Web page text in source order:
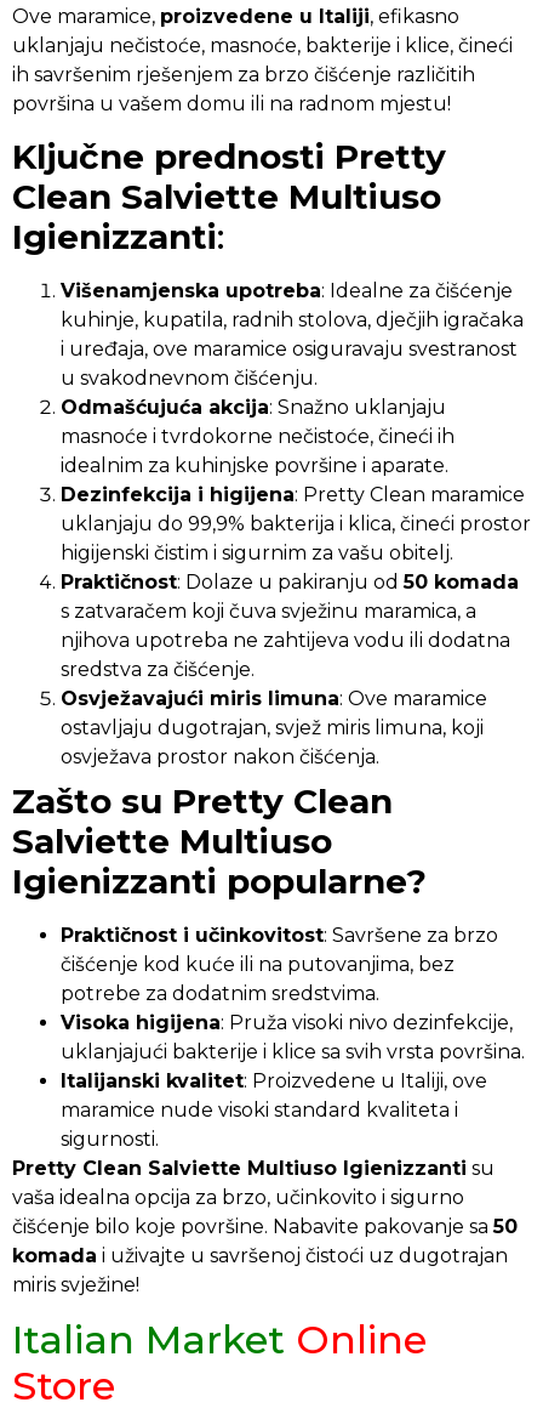
Ove maramice, proizvedene u Italiji, efikasno
uklanjaju nečistoće, masnoće, bakterije i klice, čineći
ih savršenim rješenjem za brzo čišćenje različitih
površina u vašem domu ili na radnom mjestu!
Ključne prednosti Pretty
Clean Salviette Multiuso
Igienizzanti:
Višenamjenska upotreba: Idealne za čišćenje
kuhinje, kupatila, radnih stolova, dječjih igračaka
i uređaja, ove maramice osiguravaju svestranost
u svakodnevnom čišćenju.
Odmašćujuća akcija: Snažno uklanjaju
masnoće i tvrdokorne nečistoće, čineći ih
idealnim za kuhinjske površine i aparate.
Dezinfekcija i higijena: Pretty Clean maramice
uklanjaju do 99,9% bakterija i klica, čineći prostor
higijenski čistim i sigurnim za vašu obitelj.
Praktičnost: Dolaze u pakiranju od50 komada
s zatvaračem koji čuva svježinu maramica, a
njihova upotreba ne zahtijeva vodu ili dodatna
sredstva za čišćenje.
Osvježavajući miris limuna: Ove maramice
ostavljaju dugotrajan, svjež miris limuna, koji
osvježava prostor nakon čišćenja.
Zašto su Pretty Clean
Salviette Multiuso
Igienizzanti popularne?
Praktičnost i učinkovitost: Savršene za brzo
čišćenje kod kuće ili na putovanjima, bez
potrebe za dodatnim sredstvima.
Visoka higijena: Pruža visoki nivo dezinfekcije,
uklanjajući bakterije i klice sa svih vrsta površina.
Italijanski kvalitet: Proizvedene u Italiji, ove
maramice nude visoki standard kvaliteta i
sigurnosti.
Pretty Clean Salviette Multiuso Igienizzanti su
vaša idealna opcija za brzo, učinkovito i sigurno
čišćenje bilo koje površine. Nabavite pakovanje sa50
komada i uživajte u savršenoj čistoći uz dugotrajan
miris svježine!
Italian Market Online
Store